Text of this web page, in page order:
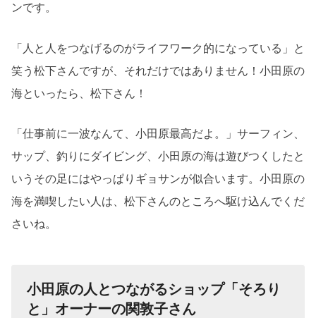
ンです。
「人と人をつなげるのがライフワーク的になっている」と
笑う松下さんですが、それだけではありません！小田原の
海といったら、松下さん！
「仕事前に一波なんて、小田原最高だよ。」サーフィン、
サップ、釣りにダイビング、小田原の海は遊びつくしたと
いうその足にはやっぱりギョサンが似合います。 小田原の
海を満喫したい人は、松下さんのところへ駆け込んでくだ
さいね。
小田原の人とつながるショップ「そろり
と」オーナーの関敦子さん